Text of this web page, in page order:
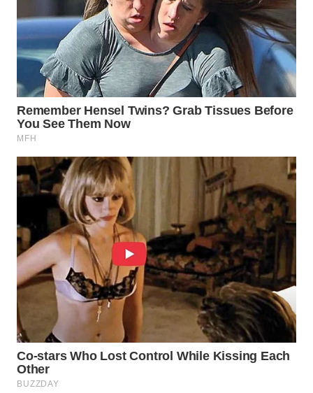
PRIANGAN
TIMUR
WN
SEMARANG
WN
SOLO
WN
BOROBUDUR
WN
MADURA
WN
SURABAYA
WN
NATUNA
WN